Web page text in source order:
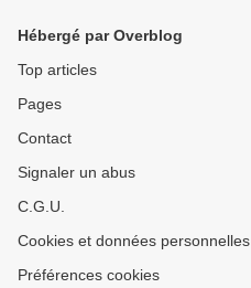
Hébergé par Overblog
Top articles
Pages
Contact
Signaler un abus
C.G.U.
Cookies et données personnelles
Préférences cookies